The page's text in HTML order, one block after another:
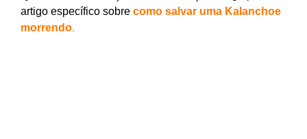
artigo específico sobre como salvar uma Kalanchoe
morrendo.